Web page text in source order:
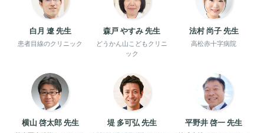
白月 遼 先生
患者目線のクリニック
森戸 やすみ 先生
どうかん山こどもクリニ
ック
法村 尚子 先生
高松赤十字病院
横山 啓太郎 先生 堤 多可弘 先生 平野井 啓一 先生